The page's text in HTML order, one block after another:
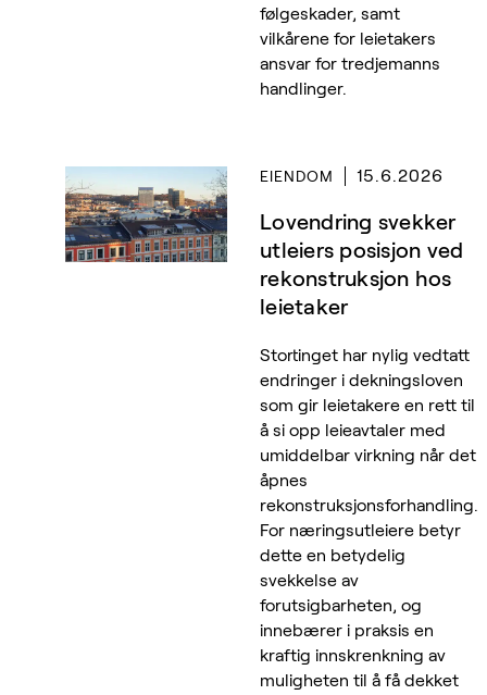
følgeskader, samt
vilkårene for leietakers
ansvar for tredjemanns
handlinger.
EIENDOM 15.6.2026
Lovendring svekker
utleiers posisjon ved
rekonstruksjon hos
leietaker
Stortinget har nylig vedtatt
endringer i dekningsloven
som gir leietakere en rett til
å si opp leieavtaler med
umiddelbar virkning når det
åpnes
rekonstruksjonsforhandling.
For næringsutleiere betyr
dette en betydelig
svekkelse av
forutsigbarheten, og
innebærer i praksis en
kraftig innskrenkning av
muligheten til å få dekket